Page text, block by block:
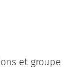
et groupe